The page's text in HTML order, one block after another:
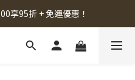
享95折 + 免運優惠！